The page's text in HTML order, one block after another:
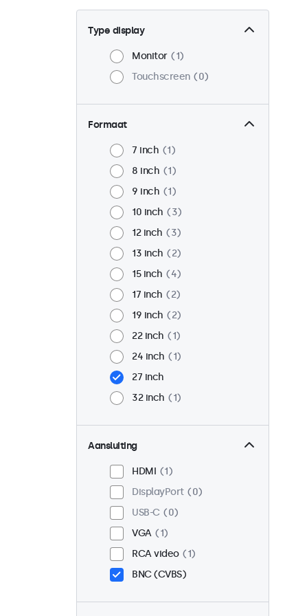
Type display
Monitor
1
Touchscreen
0
Formaat
7 inch
1
8 inch
1
9 inch
1
10 inch
3
12 inch
3
13 inch
2
15 inch
4
17 inch
2
19 inch
2
22 inch
1
24 inch
1
27 inch
32 inch
1
Aansluiting
HDMI
1
DisplayPort
0
USB-C
0
VGA
1
RCA video
1
BNC (CVBS)